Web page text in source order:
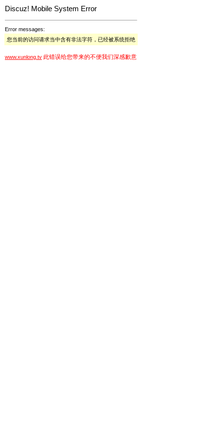
Discuz! Mobile System Error
Error messages:
您当前的访问请求当中含有非法字符，已经被系统拒绝
www.xunlong.tv 此错误给您带来的不便我们深感歉意